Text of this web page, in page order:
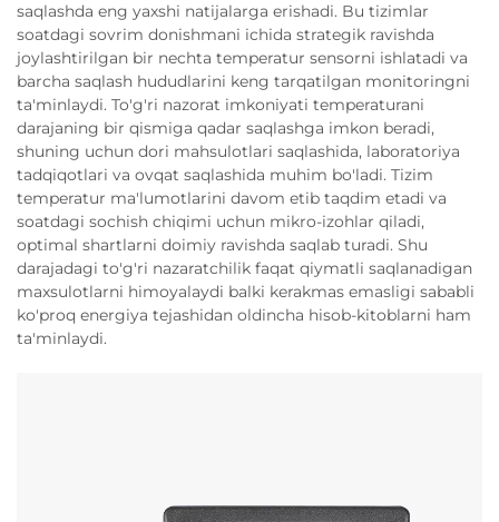
saqlashda eng yaxshi natijalarga erishadi. Bu tizimlar
soatdagi sovrim donishmani ichida strategik ravishda
joylashtirilgan bir nechta temperatur sensorni ishlatadi va
barcha saqlash hududlarini keng tarqatilgan monitoringni
ta'minlaydi. To'g'ri nazorat imkoniyati temperaturani
darajaning bir qismiga qadar saqlashga imkon beradi,
shuning uchun dori mahsulotlari saqlashida, laboratoriya
tadqiqotlari va ovqat saqlashida muhim bo'ladi. Tizim
temperatur ma'lumotlarini davom etib taqdim etadi va
soatdagi sochish chiqimi uchun mikro-izohlar qiladi,
optimal shartlarni doimiy ravishda saqlab turadi. Shu
darajadagi to'g'ri nazaratchilik faqat qiymatli saqlanadigan
maxsulotlarni himoyalaydi balki kerakmas emasligi sababli
ko'proq energiya tejashidan oldincha hisob-kitoblarni ham
ta'minlaydi.